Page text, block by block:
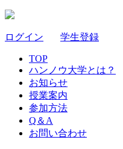
ログイン 学生登録
TOP
ハンノウ大学とは？
お知らせ
授業案内
参加方法
Q＆A
お問い合わせ